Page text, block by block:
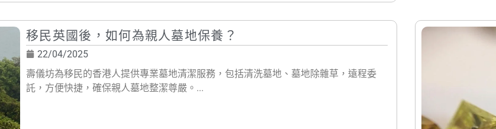
移民英國後，如何為親人墓地保養？
22/04/2025
壽儀坊為移民的香港人提供專業墓地清潔服務，包括清洗墓地、墓地除雜草，遠程委
託，方便快捷，確保親人墓地整潔尊嚴。...